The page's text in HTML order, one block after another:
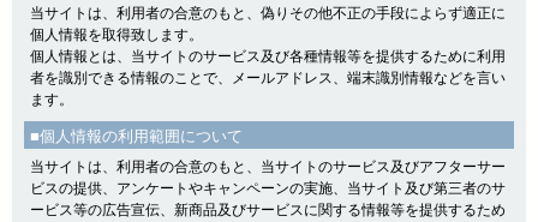
当サイトは、利用者の合意のもと、偽りその他不正の手段によらず適正に
個人情報を取得致します。
個人情報とは、当サイトのサービス及び各種情報等を提供するために利用
者を識別できる情報のことで、メールアドレス、端末識別情報などを言い
ます。
■個人情報の利用範囲について
当サイトは、利用者の合意のもと、当サイトのサービス及びアフターサー
ビスの提供、アンケートやキャンペーンの実施、当サイト及び第三者のサ
ービス等の広告宣伝、新商品及びサービスに関する情報等を提供するため